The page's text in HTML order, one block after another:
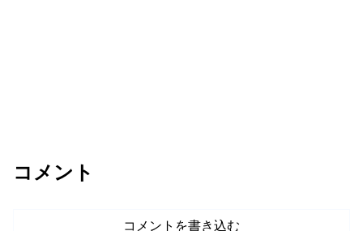
コメント
コメントを書き込む